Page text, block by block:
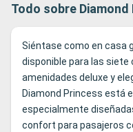
Todo sobre Diamond
Siéntase como en casa
disponible para las
amenidades deluxe y
Diamond Princess está
especialmente
confort para pasajeros